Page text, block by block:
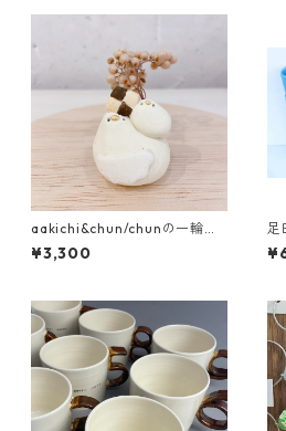
aakichi&chun/chunの一輪挿
し ｸｯｷｰ
¥3,300
足
マ